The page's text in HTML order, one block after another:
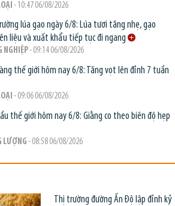
- 10:47 06/08/2026
lúa gạo ngày 6/8: Lúa tươi tăng nhẹ, gạo
liệu và xuất khẩu tiếp tục đi ngang
NGHIỆP- 09:14 06/08/2026
thế giới hôm nay 6/8: Tăng vọt lên đỉnh 7 tuần
- 09:06 06/08/2026
thế giới hôm nay 6/8: Giằng co theo biên độ hẹp
LƯỢNG - 08:58 06/08/2026
Thị trường đường Ấn Độ lập đỉnh kỷ